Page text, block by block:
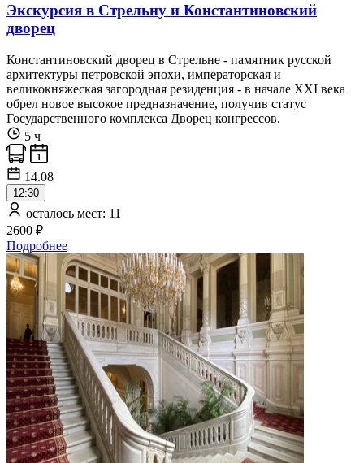
Экскурсия в Стрельну и Константиновский
дворец
Константиновский дворец в Стрельне - памятник русской
архитектуры петровской эпохи, императорская и
великокняжеская загородная резиденция - в начале XXI века
обрел новое высокое предназначение, получив статус
Государственного комплекса Дворец конгрессов.
5 ч
14.08
12:30
осталось мест: 11
2600 ₽
Подробнее